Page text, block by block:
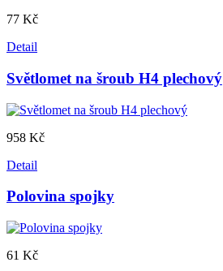
77 Kč
Detail
Světlomet na šroub H4 plechový
958 Kč
Detail
Polovina spojky
61 Kč